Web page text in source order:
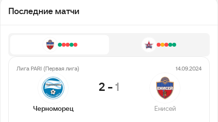
Последние матчи
Лига PARI (Первая лига) 14.09.2024
Черноморец
2-1
Енисей